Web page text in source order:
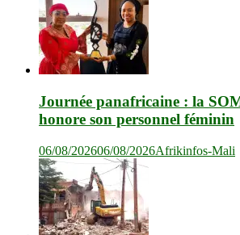
Journée panafricaine : la
honore son personnel féminin
06/08/202606/08/2026Afrikinfos-Mali